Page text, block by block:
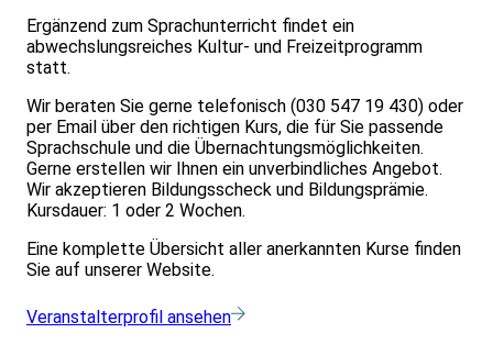
Ergänzend zum Sprachunterricht findet ein
abwechslungsreiches Kultur- und Freizeitprogramm
statt.
Wir beraten Sie gerne telefonisch (030 547 19 430) oder
per Email über den richtigen Kurs, die für Sie passende
Sprachschule und die Übernachtungsmöglichkeiten.
Gerne erstellen wir Ihnen ein unverbindliches Angebot.
Wir akzeptieren Bildungsscheck und Bildungsprämie.
Kursdauer: 1 oder 2 Wochen.
Eine komplette Übersicht aller anerkannten Kurse finden
Sie auf unserer Website.
Veranstalterprofil ansehen